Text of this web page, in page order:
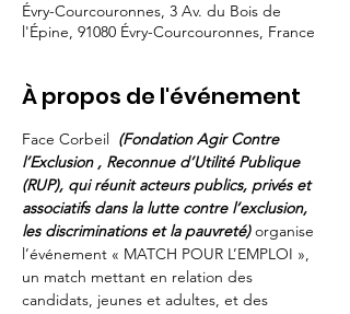
Évry-Courcouronnes, 3 Av. du Bois de
l'Épine, 91080 Évry-Courcouronnes, France
À propos de l'événement
Face Corbeil (Fondation Agir Contre
l’Exclusion , Reconnue d’Utilité Publique
(RUP), qui réunit acteurs publics, privés et
associatifs dans la lutte contre l’exclusion,
les discriminations et la pauvreté) organise
l’événement « MATCH POUR L’EMPLOI »,
un match mettant en relation des
candidats, jeunes et adultes, et des